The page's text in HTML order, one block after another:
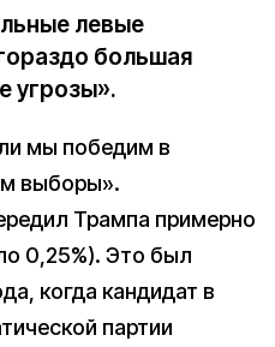
левые
большая
угрозы».
мы победим в
выборы».
Трампа примерно
0,25%). Это был
когда кандидат в
партии